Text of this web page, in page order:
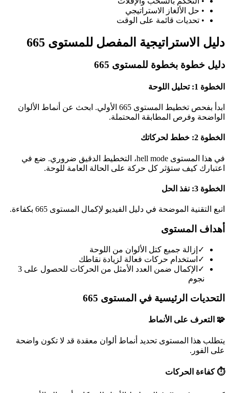
• حل الألغاز الاستراتيجي
• تحديات قائمة على الوقت
دليل الاستراتيجية المفصل للمستوى 665
دليل خطوة بخطوة للمستوى 665
الخطوة 1: تحليل اللوحة
ابدأ بفحص تخطيط المستوى 665 الأولي. ابحث عن أنماط الألوان
الواضحة وفرص المطابقة المحتملة.
الخطوة 2: خطط لحركاتك
في هذا المستوى hell mode، التخطيط الدقيق ضروري. ضع في
اعتبارك كيف ستؤثر كل حركة على الحالة العامة للوحة.
الخطوة 3: نفذ الحل
اتبع التقنية الموضحة في دليل الفيديو لإكمال المستوى 665 بكفاءة.
أهداف المستوى
✓ إزالة جميع كتل الألوان من اللوحة
✓ استخدام حركات فعالة لزيادة نقاطك
✓
الإكمال ضمن العدد الأمثل من الحركات للحصول على 3
نجوم
التحديات الرئيسية في المستوى 665
🧩 التعرف على الأنماط
يتطلب هذا المستوى تحديد أنماط ألوان معقدة قد لا تكون واضحة
على الفور.
⏱️ كفاءة الحركات